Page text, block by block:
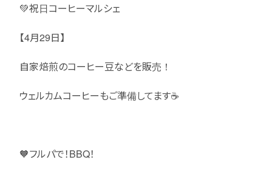
💚祝日コーヒーマルシェ
【4月29日】
自家焙煎のコーヒー豆などを販売！
ウェルカムコーヒーもご準備してます☕️
🧡フルパで！BBQ！